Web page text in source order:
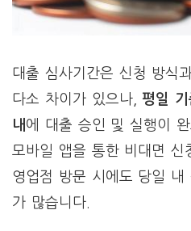
대출 심사기간은 신청 방식
다소 차이가 있으나, 평일
내 에 대출 승인 및 실행이
모바일 앱을 통한 비대면 신
영업점 방문 시에도 당일 내
가 많습니다.